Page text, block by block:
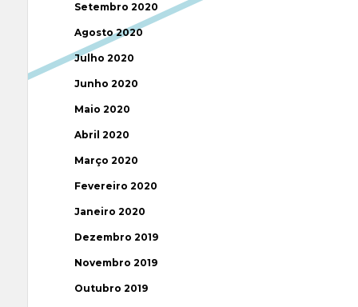
Setembro 2020
Agosto 2020
Julho 2020
Junho 2020
Maio 2020
Abril 2020
Março 2020
Fevereiro 2020
Janeiro 2020
Dezembro 2019
Novembro 2019
Outubro 2019